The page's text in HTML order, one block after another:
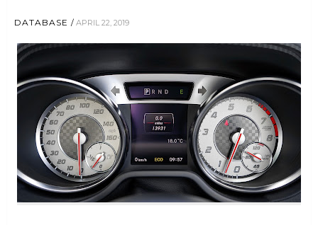
DATABASE APRIL 22, 2019